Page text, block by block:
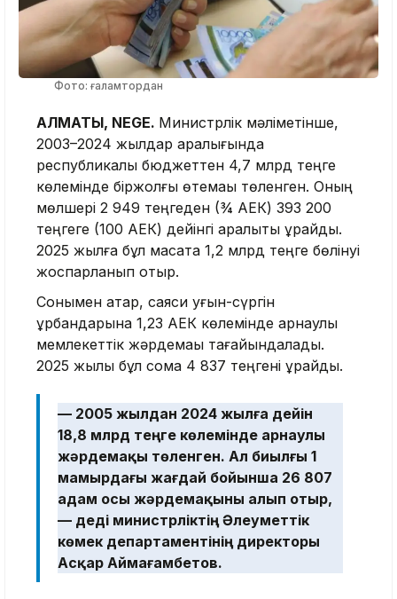
Фото: ғаламтордан
АЛМАТЫ, NEGE. Министрлік мәліметінше,
2003–2024 жылдар аралығында
республикалық бюджеттен 4,7 млрд теңге
көлемінде біржолғы өтемақы төленген. Оның
мөлшері 2 949 теңгеден (¾ АЕК) 393 200
теңгеге (100 АЕК) дейінгі аралықты құрайды.
2025 жылға бұл мақсатқа 1,2 млрд теңге бөлінуі
жоспарланып отыр.
Сонымен қатар, саяси қуғын-сүргін
құрбандарына 1,23 АЕК көлемінде арнаулы
мемлекеттік жәрдемақы тағайындалады.
2025 жылы бұл сома 4 837 теңгені құрайды.
— 2005 жылдан 2024 жылға дейін
18,8 млрд теңге көлемінде арнаулы
жәрдемақы төленген. Ал биылғы 1
мамырдағы жағдай бойынша 26 807
адам осы жәрдемақыны алып отыр,
— деді министрліктің Әлеуметтік
көмек департаментінің директоры
Асқар Аймағамбетов.